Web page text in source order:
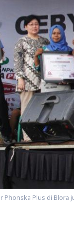
Phonska Plus di Blora